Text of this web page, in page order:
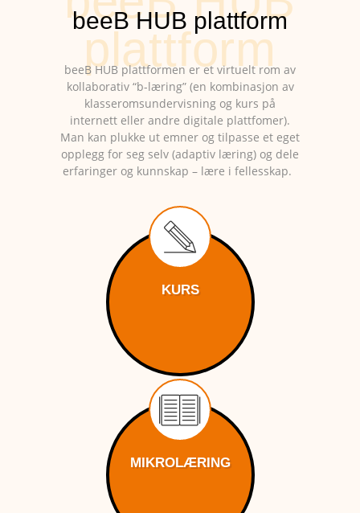
beeB HUB plattformen er et virtuelt rom av
kollaborativ “b-læring” (en kombinasjon av
klasseromsundervisning og kurs på
internett eller andre digitale plattfomer).
Man kan plukke ut emner og tilpasse et eget
opplegg for seg selv (adaptiv læring) og dele
erfaringer og kunnskap – lære i fellesskap.
KURS
MIKROLÆRING